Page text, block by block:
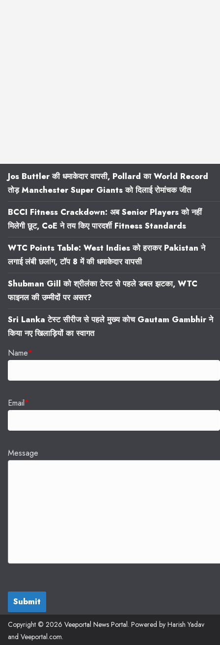
Jos Buttler की धमाकेदार वापसी, Pollard का World Record
तोड़ Manchester Super Giants को दिलाई रोमांचक जीत
BCCI Fitness Crackdown: अब Senior Players को नहीं
मिलेगी छूट, CoE ने तय किए पारदर्शी Fitness Standards
WTC Points Table: West Indies को हराकर Pakistan ने
लगाई लंबी छलांग, टॉप 8 में की धमाकेदार वापसी
Shubman Gill को श्रीलंका टेस्ट से पहले डबल झटका, WTC
फाइनल की उम्मीदों पर असर?
Sri Lanka टेस्ट सीरीज से पहले मुख्य कोच Gautam Gambhir ने
किया नए खिलाड़ियों का स्वागत
Name*
Email*
Message
Submit
Copyright © 2026 Veeportal News Portal. Powered by Harish Yadav
and Veeportal.com.